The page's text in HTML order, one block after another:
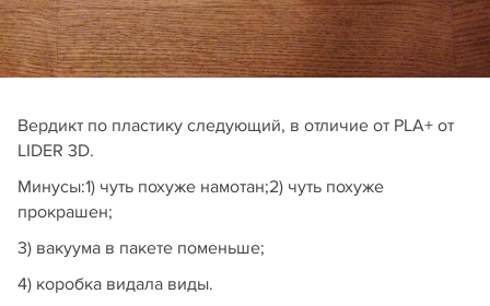
Вердикт по пластику следующий, в отличие от PLA+ от
LIDER 3D.
Минусы:1) чуть похуже намотан;2) чуть похуже
прокрашен;
3) вакуума в пакете поменьше;
4) коробка видала виды.